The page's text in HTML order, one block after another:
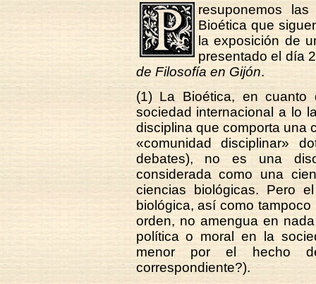
resuponemos
Bioética que
la exposición de
presentado el día
de Filosofía en Gijón.
(1) La Bioética, en cuanto
sociedad internacional a lo
disciplina que comporta una
«comunidad disciplinar»
debates), no es una
considerada como una
ciencias biológicas. Pero
biológica, así como
orden, no amengua en
política o moral en la
menor por el hecho
correspondiente?).